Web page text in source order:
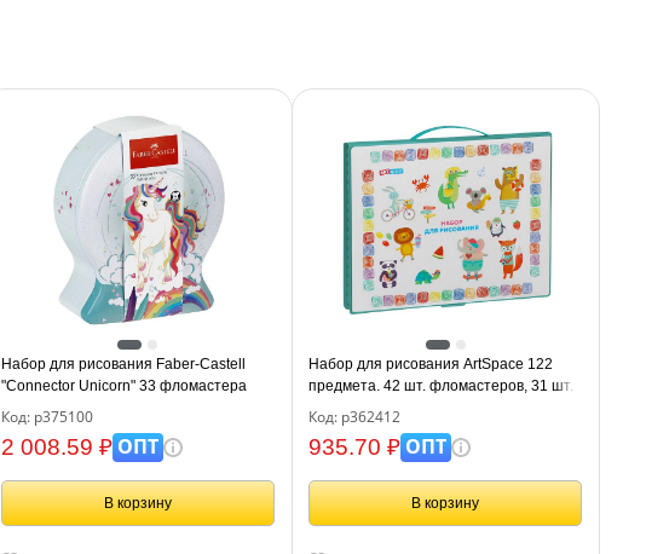
Набор для рисования Faber-Castell
"Connector Unicorn" 33 фломастера
Код: р375100
2 008.59 ₽ОПТ
В корзину
Набор для рисования ArtSpace 122
предмета. 42 шт. фломастеров, 31 шт.
цв. карандашей, 1 шт. точилка, 24 шт.
пастелей, 24 шт. восковых мелков
Код: р362412
935.70 ₽ОПТ
В корзину